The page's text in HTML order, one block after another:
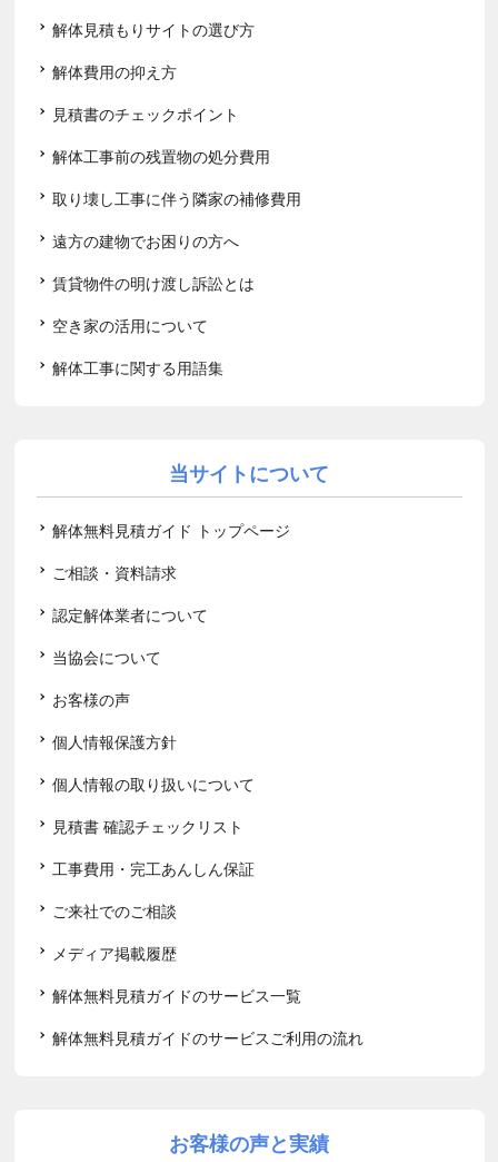
解体見積もりサイトの選び方
解体費用の抑え方
見積書のチェックポイント
解体工事前の残置物の処分費用
取り壊し工事に伴う隣家の補修費用
遠方の建物でお困りの方へ
賃貸物件の明け渡し訴訟とは
空き家の活用について
解体工事に関する用語集
当サイトについて
解体無料見積ガイド トップページ
ご相談・資料請求
認定解体業者について
当協会について
お客様の声
個人情報保護方針
個人情報の取り扱いについて
見積書 確認チェックリスト
工事費用・完工あんしん保証
ご来社でのご相談
メディア掲載履歴
解体無料見積ガイドのサービス一覧
解体無料見積ガイドのサービスご利用の流れ
お客様の声と実績